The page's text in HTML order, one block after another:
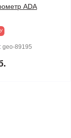
ADA
geo-89195